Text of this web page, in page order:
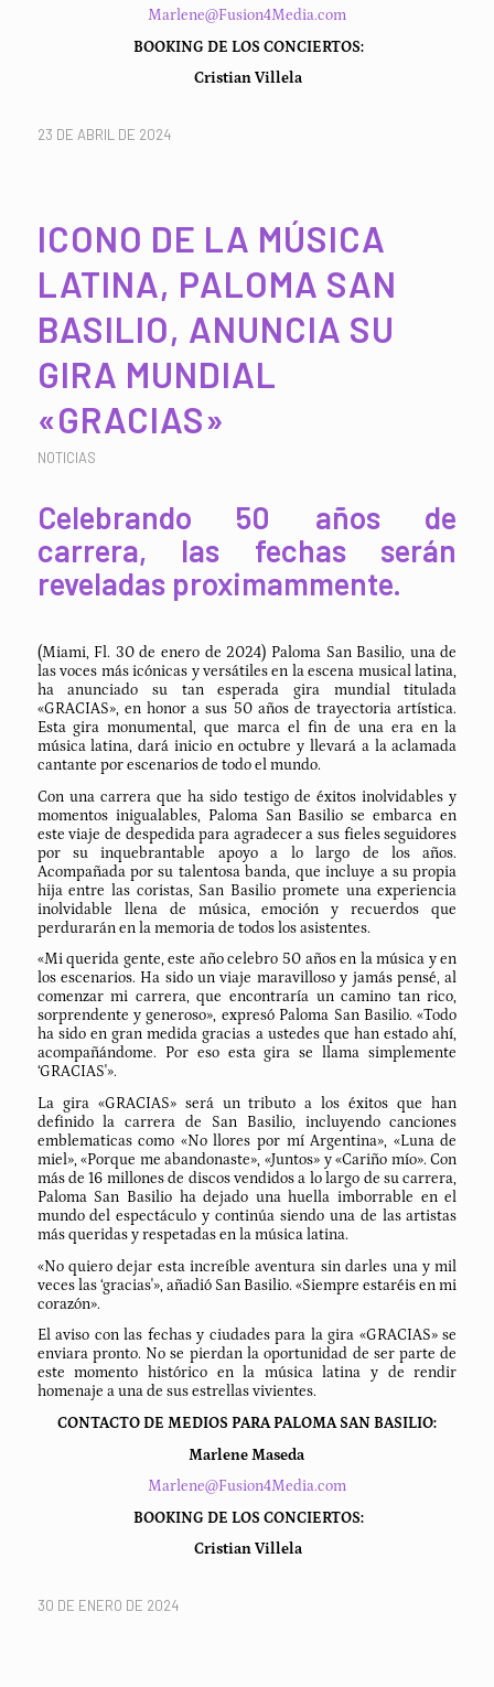
Marlene@Fusion4Media.com
BOOKING DE LOS CONCIERTOS:
Cristian Villela
23 DE ABRIL DE 2024
ICONO DE LA MÚSICA
LATINA, PALOMA SAN
BASILIO, ANUNCIA SU
GIRA MUNDIAL
«GRACIAS»
NOTICIAS
Celebrando 50 años de
carrera, las fechas serán
reveladas proximammente.
(Miami, Fl. 30 de enero de 2024) Paloma San Basilio, una de
las voces más icónicas y versátiles en la escena musical latina,
ha anunciado su tan esperada gira mundial titulada
«GRACIAS», en honor a sus 50 años de trayectoria artística.
Esta gira monumental, que marca el fin de una era en la
música latina, dará inicio en octubre y llevará a la aclamada
cantante por escenarios de todo el mundo.
Con una carrera que ha sido testigo de éxitos inolvidables y
momentos inigualables, Paloma San Basilio se embarca en
este viaje de despedida para agradecer a sus fieles seguidores
por su inquebrantable apoyo a lo largo de los años.
Acompañada por su talentosa banda, que incluye a su propia
hija entre las coristas, San Basilio promete una experiencia
inolvidable llena de música, emoción y recuerdos que
perdurarán en la memoria de todos los asistentes.
«Mi querida gente, este año celebro 50 años en la música y en
los escenarios. Ha sido un viaje maravilloso y jamás pensé, al
comenzar mi carrera, que encontraría un camino tan rico,
sorprendente y generoso», expresó Paloma San Basilio. «Todo
ha sido en gran medida gracias a ustedes que han estado ahí,
acompañándome. Por eso esta gira se llama simplemente
‘GRACIAS'».
La gira «GRACIAS» será un tributo a los éxitos que han
definido la carrera de San Basilio, incluyendo canciones
emblematicas como «No llores por mí Argentina», «Luna de
miel», «Porque me abandonaste», «Juntos» y «Cariño mío». Con
más de 16 millones de discos vendidos a lo largo de su carrera,
Paloma San Basilio ha dejado una huella imborrable en el
mundo del espectáculo y continúa siendo una de las artistas
más queridas y respetadas en la música latina.
«No quiero dejar esta increíble aventura sin darles una y mil
veces las ‘gracias'», añadió San Basilio. «Siempre estaréis en mi
corazón».
El aviso con las fechas y ciudades para la gira «GRACIAS» se
enviara pronto. No se pierdan la oportunidad de ser parte de
este momento histórico en la música latina y de rendir
homenaje a una de sus estrellas vivientes.
CONTACTO DE MEDIOS PARA PALOMA SAN BASILIO:
Marlene Maseda
Marlene@Fusion4Media.com
BOOKING DE LOS CONCIERTOS:
Cristian Villela
30 DE ENERO DE 2024